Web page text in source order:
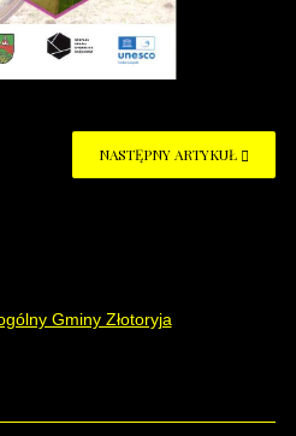
NASTĘPNY ARTYKUŁ
Gminy Złotoryja